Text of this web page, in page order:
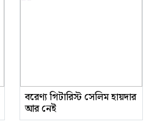
বরেণ্য গিটারিস্ট সেলিম হায়দার
আর নেই